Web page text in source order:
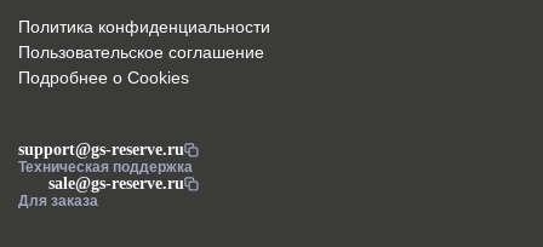
support@gs-reserve.ru
Техническая поддержка
sale@gs-reserve.ru
Для заказа
Политика конфиденциальности
Пользовательское соглашение
Подробнее о Cookies